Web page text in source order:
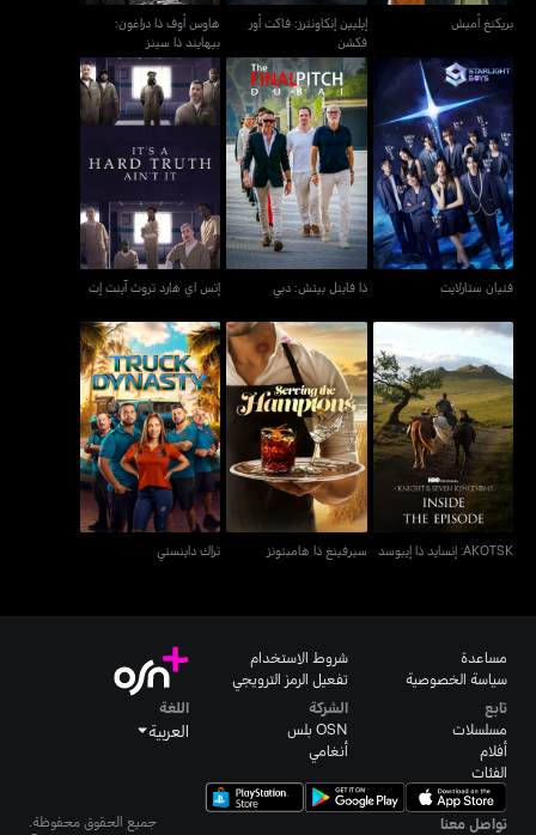
بريكنغ أميش
إيليين إنكاونترز: فاكت أور
فكشن
هاوس أوف ذا دراغون:
بيهايند ذا سينز
فتيان ستارلايت
فتيان ستارلايت
ذا فاينل بيتش: دبي
ذا فاينل بيتش: دبي
إتس اي هارد تروث آينت إت
إتس اي هارد تروث آينت إت
AKOTSK: إنسايد ذا إيبوسد
AKOTSK: إنسايد ذا إيبوسد
سيرفينغ ذا هامبتونز
سيرفينغ ذا هامبتونز
تراك داينستي
تراك داينستي
مساعدة
سياسة الخصوصية
شروط الاستخدام
تفعيل الرمز الترويجي
تابع
مسلسلات
أفلام
الفئات
الشركة
OSN بلس
أنغامي
اللغة
العربية
تواصل معنا
جميع الحقوق محفوظة.